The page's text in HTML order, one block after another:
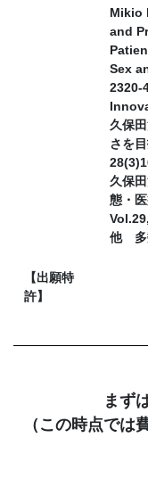
Mikio
and
Sex
2320-
久保
さを
久保
態・
他 多
【出願特
許】
まず
（この時点では